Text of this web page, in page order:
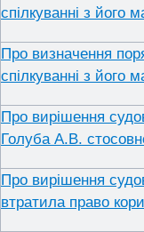
спілкуванні з його
Про визначення
спілкуванні з його
Про вирішення
Голуба А.В.
Про вирішення
втратила право